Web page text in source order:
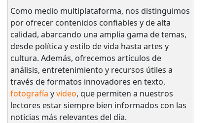
Como medio multiplataforma, nos distinguimos
por ofrecer contenidos confiables y de alta
calidad, abarcando una amplia gama de temas,
desde política y estilo de vida hasta artes y
cultura. Además, ofrecemos artículos de
análisis, entretenimiento y recursos útiles a
través de formatos innovadores en texto,
fotografía yvideo, que permiten a nuestros
lectores estar siempre bien informados con las
noticias más relevantes del día.